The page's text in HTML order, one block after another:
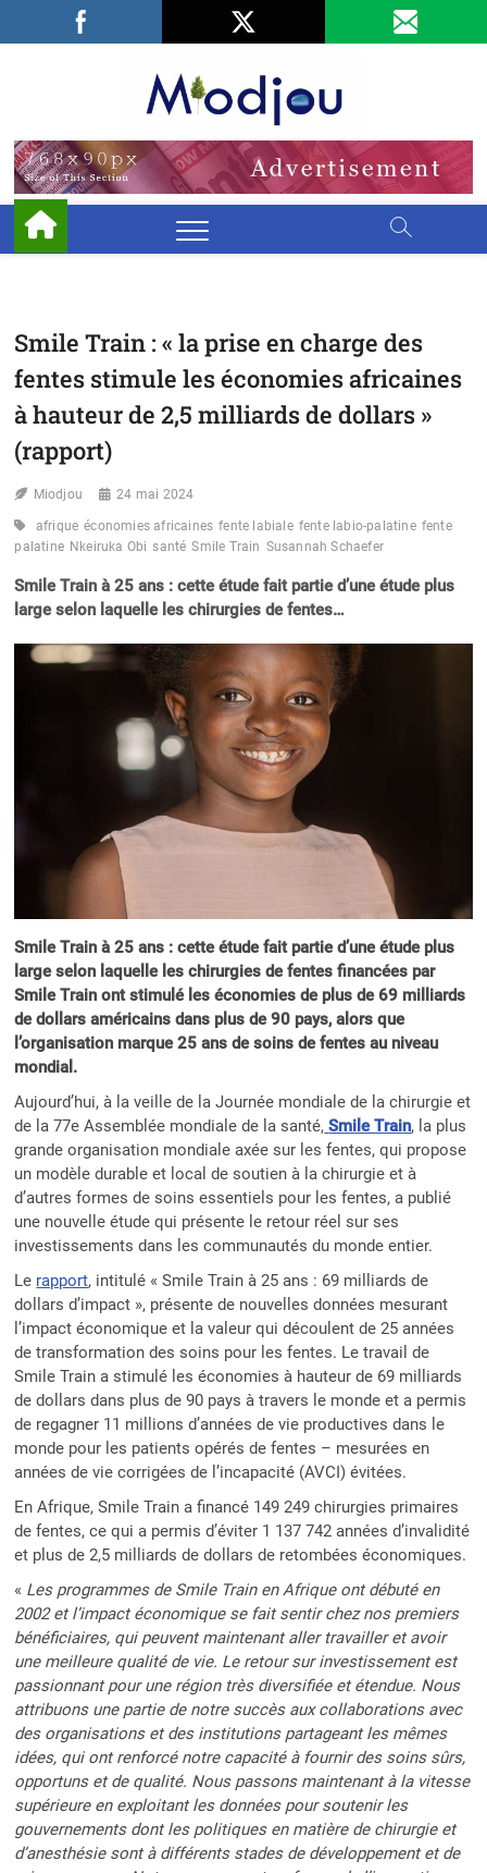
Facebook
LinkedIn
Smile Train : « la prise en charge des
fentes stimule les économies africaines
à hauteur de 2,5 milliards de dollars »
(rapport)
Miodjou 24 mai 2024
afrique économies africaines fente labiale fente labio-palatine fente
palatine Nkeiruka Obi santé Smile Train Susannah Schaefer
Smile Train à 25 ans : cette étude fait partie d’une étude plus
large selon laquelle les chirurgies de fentes…
Smile Train à 25 ans : cette étude fait partie d’une étude plus
large selon laquelle les chirurgies de fentes financées par
Smile Train ont stimulé les économies de plus de 69 milliards
de dollars américains dans plus de 90 pays, alors que
l’organisation marque 25 ans de soins de fentes au niveau
mondial.
Aujourd’hui, à la veille de la Journée mondiale de la chirurgie et
de la 77e Assemblée mondiale de la santé, Smile Train, la plus
grande organisation mondiale axée sur les fentes, qui propose
un modèle durable et local de soutien à la chirurgie et à
d’autres formes de soins essentiels pour les fentes, a publié
une nouvelle étude qui présente le retour réel sur ses
investissements dans les communautés du monde entier.
Le rapport, intitulé « Smile Train à 25 ans : 69 milliards de
dollars d’impact », présente de nouvelles données mesurant
l’impact économique et la valeur qui découlent de 25 années
de transformation des soins pour les fentes. Le travail de
Smile Train a stimulé les économies à hauteur de 69 milliards
de dollars dans plus de 90 pays à travers le monde et a permis
de regagner 11 millions d’années de vie productives dans le
monde pour les patients opérés de fentes – mesurées en
années de vie corrigées de l’incapacité (AVCI) évitées.
En Afrique, Smile Train a financé 149 249 chirurgies primaires
de fentes, ce qui a permis d’éviter 1 137 742 années d’invalidité
et plus de 2,5 milliards de dollars de retombées économiques.
« Les programmes de Smile Train en Afrique ont débuté en
2002 et l’impact économique se fait sentir chez nos premiers
bénéficiaires, qui peuvent maintenant aller travailler et avoir
une meilleure qualité de vie. Le retour sur investissement est
passionnant pour une région très diversifiée et étendue. Nous
attribuons une partie de notre succès aux collaborations avec
des organisations et des institutions partageant les mêmes
idées, qui ont renforcé notre capacité à fournir des soins sûrs,
opportuns et de qualité. Nous passons maintenant à la vitesse
supérieure en exploitant les données pour soutenir les
gouvernements dont les politiques en matière de chirurgie et
d’anesthésie sont à différents stades de développement et de